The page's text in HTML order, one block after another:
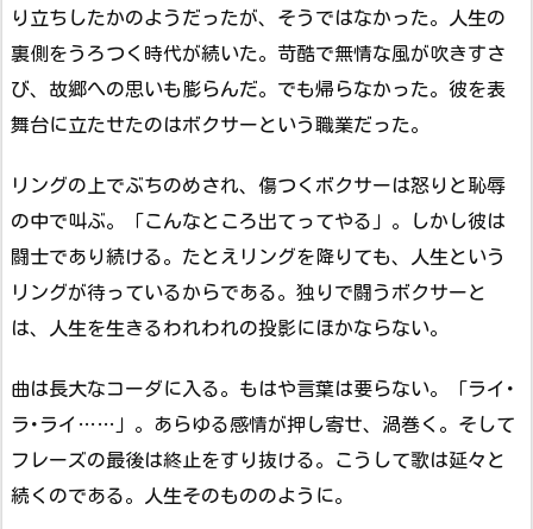
り立ちしたかのようだったが、そうではなかった。人生の
裏側をうろつく時代が続いた。苛酷で無情な風が吹きすさ
び、故郷への思いも膨らんだ。でも帰らなかった。彼を表
舞台に立たせたのはボクサーという職業だった。
リングの上でぶちのめされ、傷つくボクサーは怒りと恥辱
の中で叫ぶ。「こんなところ出てってやる」。しかし彼は
闘士であり続ける。たとえリングを降りても、人生という
リングが待っているからである。独りで闘うボクサーと
は、人生を生きるわれわれの投影にほかならない。
曲は長大なコーダに入る。もはや言葉は要らない。「ライ･
ラ･ライ……」。あらゆる感情が押し寄せ、渦巻く。そして
フレーズの最後は終止をすり抜ける。こうして歌は延々と
続くのである。人生そのもののように。